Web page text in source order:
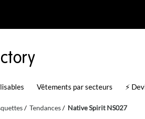
Vêtements par secteurs ⚡
Tendances Native Spirit NS027